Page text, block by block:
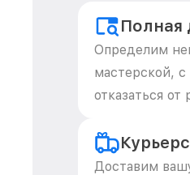
Полная
Определим
мастерской,
отказаться от
Доставим